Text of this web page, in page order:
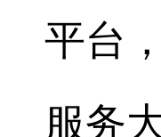
平台
服务